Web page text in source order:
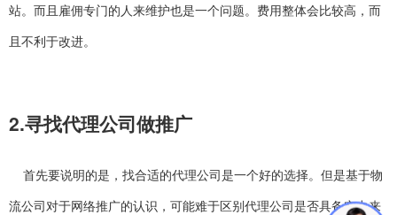
站。而且雇佣专门的人来维护也是一个问题。费用整体会比较高，而
且不利于改进。
2.寻找代理公司做推广
首先要说明的是，找合适的代理公司是一个好的选择。但是基于物
流公司对于网络推广的认识，可能难于区别代理公司是否具备实力来